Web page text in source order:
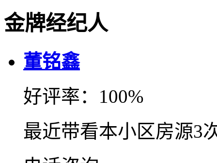
金牌经纪人
董铭鑫
好评率：100%
最近带看本小区房源3